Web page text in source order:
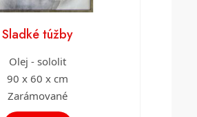
Sladké túžby
Olej - sololit
90 x 60 x cm
Zarámované